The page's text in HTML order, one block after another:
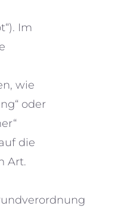
Im
wie
oder
die
Art.